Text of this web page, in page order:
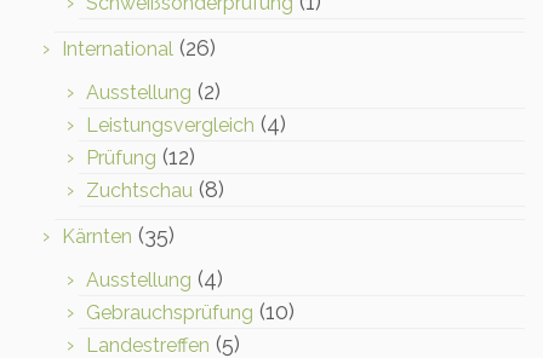
International (26)
Ausstellung (2)
Leistungsvergleich (4)
Prüfung (12)
Zuchtschau (8)
Kärnten (35)
Ausstellung (4)
Gebrauchsprüfung (10)
Landestreffen (5)